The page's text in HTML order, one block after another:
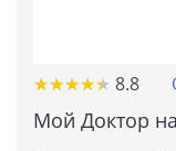
★★★★★
★★★★★ 8.8
Мой Доктор